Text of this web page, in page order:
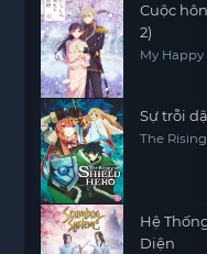
Cuộc
2)
My Happy
Sự trỗi
The
Hệ
Diện